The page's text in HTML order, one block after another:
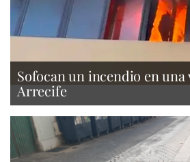
Sofocan un incendio en una
Arrecife